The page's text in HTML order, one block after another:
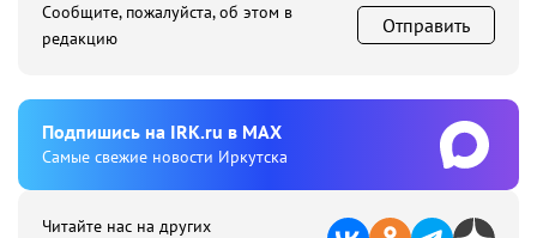
Сообщите, пожалуйста, об этом в
редакцию
Отправить
Подпишиcь на IRK.ru в MAX
Cамые свежие новости Иркутска
Читайте нас на других